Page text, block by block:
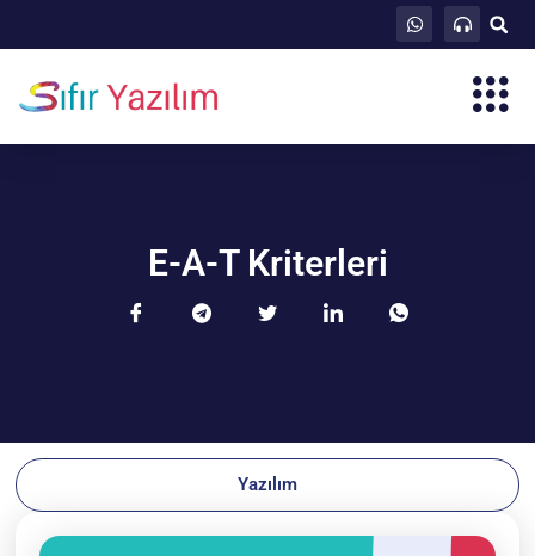
E-A-T Kriterleri
Yazılım